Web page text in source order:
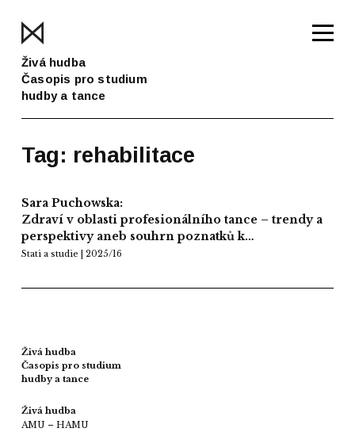
Živá hudba
Časopis pro studium
hudby a tance
Tag: rehabilitace
Sara Puchowska:
Zdraví v oblasti profesionálního tance – trendy a
perspektivy aneb souhrn poznatků k…
Stati a studie | 2025/16
Živá hudba
Časopis pro studium
hudby a tance
Živá hudba
AMU – HAMU